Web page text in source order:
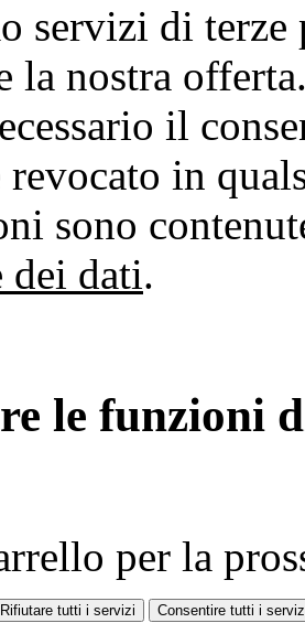
servizi di terze
la nostra
il
revocato in
sono
dei dati.
le funzioni
per la
Rifiutare tutti i servizi Consentire tutti i